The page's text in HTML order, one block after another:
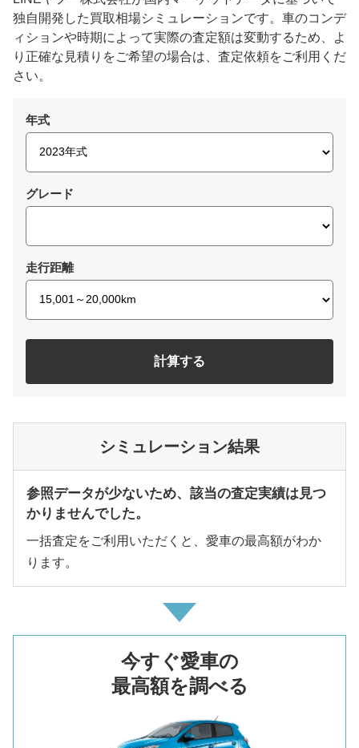
独自開発した買取相場シミュレーションです。車のコンデ
ィションや時期によって実際の査定額は変動するため、よ
り正確な見積りをご希望の場合は、査定依頼をご利用くだ
さい。
年式
グレード
走行距離
計算する
シミュレーション結果
参照データが少ないため、該当の査定実績は見つ
かりませんでした。
一括査定をご利用いただくと、愛車の最高額がわか
ります。
今すぐ愛車の
最高額を調べる